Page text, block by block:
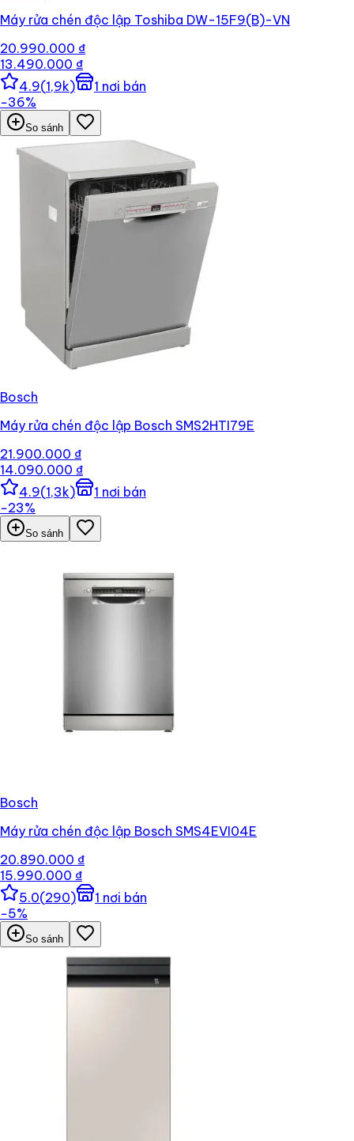
Máy rửa chén độc lập Toshiba DW-15F9(B)-VN
20.990.000 ₫
13.490.000 ₫
4.9(1,9k) 1 nơi bán
−36%
So sánh
Bosch
Máy rửa chén độc lập Bosch SMS2HTI79E
21.900.000 ₫
14.090.000 ₫
4.9(1,3k) 1 nơi bán
−23%
So sánh
Bosch
Máy rửa chén độc lập Bosch SMS4EVI04E
20.890.000 ₫
15.990.000 ₫
5.0(290) 1 nơi bán
−5%
So sánh